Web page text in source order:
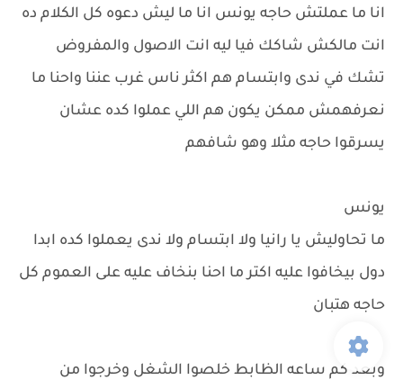
انا ما عملتش حاجه يونس انا ما ليش دعوه كل الكلام ده
انت مالكش شاكك فيا ليه انت الاصول والمفروض
تشك في ندى وابتسام هم اكثر ناس غرب عننا واحنا ما
نعرفهمش ممكن يكون هم اللي عملوا كده عشان
يسرقوا حاجه مثلا وهو شافهم
يونس
ما تحاوليش يا رانيا ولا ابتسام ولا ندى يعملوا كده ابدا
دول بيخافوا عليه اكتر ما احنا بنخاف عليه على العموم كل
حاجه هتبان
وبعد كم ساعه الظابط خلصوا الشغل وخرجوا من